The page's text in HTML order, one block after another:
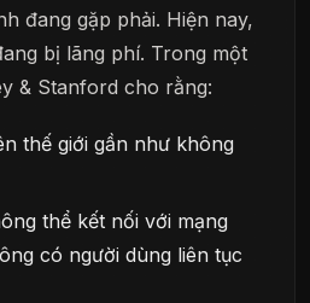
đang gặp phải. Hiện nay,
bị lãng phí. Trong một
& Stanford cho rằng:
thế giới gần như không
thể kết nối với mạng
có người dùng liên tục